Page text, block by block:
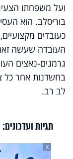
ועל משפחתו
בוריסלב. הוא
כעובדים
העובדה שעשה
גרמנים-נאצים
בחשדנות אחר כל
לב רב.
תגיות ועדכונים:
X